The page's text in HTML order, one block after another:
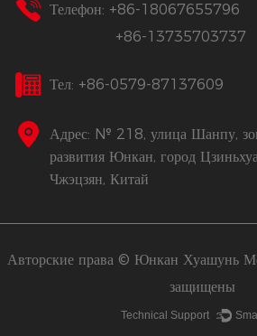
Телефон: +86-18067655796
+86-13735703737
Тел: +86-0579-87137609
Адрес: № 218, улица Шанпу,
развития Юнкан, город
Чжэцзян, Китай
Авторские права © Юнкан Хуашунь
защищены
Technical Support ：